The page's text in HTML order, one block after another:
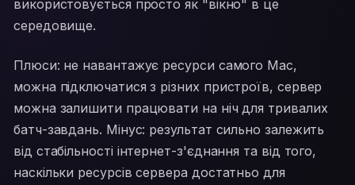
використовується просто як "вікно" в це
середовище.
Плюси: не навантажує ресурси самого Mac,
можна підключатися з різних пристроїв, сервер
можна залишити працювати на ніч для тривалих
батч-завдань. Мінус: результат сильно залежить
від стабільності інтернет-з'єднання та від того,
наскільки ресурсів сервера достатньо для